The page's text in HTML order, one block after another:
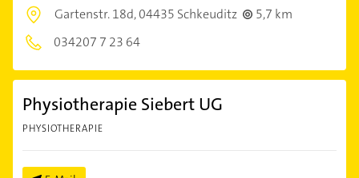
Gartenstr. 18d,04435 Schkeuditz
5,7 km
034207 7 23 64
Physiotherapie Siebert UG
PHYSIOTHERAPIE